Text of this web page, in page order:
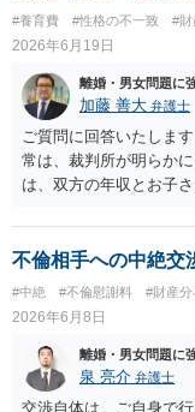
#養育費 #性格の不一致 #財
2026年6月19日
離婚・男女問題に
加藤 善大 弁護士
ご質問に回答いたしま
常は、裁判所が明らか
は、双方の年収とお子
的な金額はわかりませ
いていない場合は、年
算定することがありま
円の範囲になると思わ
収１００万円とすると
出を考慮して養育費を
さい。） ２ マンショ
財産分与をしたいとい
不倫相手への中絶交
#中絶 #不倫慰謝料 #財産分
2026年6月8日
離婚・男女問題に
泉 亮介 弁護士
交渉自体は、ご自身で